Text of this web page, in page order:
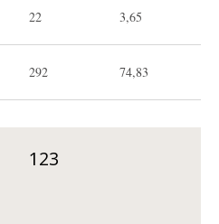
22 3,65
292 74,83
123